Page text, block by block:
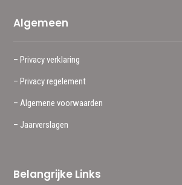
Algemeen
– Privacy verklaring
– Privacy regelement
– Algemene voorwaarden
– Jaarverslagen
Belangrijke Links